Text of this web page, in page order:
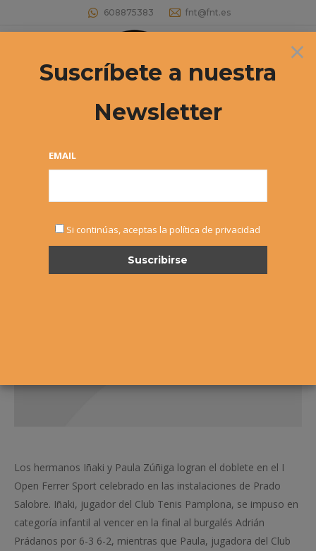
608875383 fnt@fnt.es
Buscar:
Éxitos fuera – Los hermanos Zúñiga
Los hermanos Iñaki y Paula Zúñiga logran el doblete en el I
Open Ferrer Sport celebrado en las instalaciones de Prado
Salobre. Iñaki, jugador del Club Tenis Pamplona, se impuso en
categoría infantil al vencer en la final al burgalés Adrián
Prádanos por 6-3 6-2, mientras que Paula, jugadora del Club
×
Suscríbete a nuestra
Newsletter
EMAIL
Si continúas, aceptas la política de privacidad